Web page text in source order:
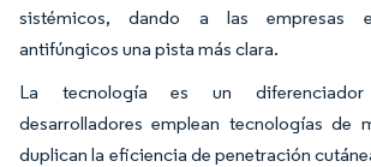
sistémicos, dando a las empresas
antifúngicos una pista más clara.
La tecnología es un diferenciador
desarrolladores emplean tecnologías de
duplican la eficiencia de penetración